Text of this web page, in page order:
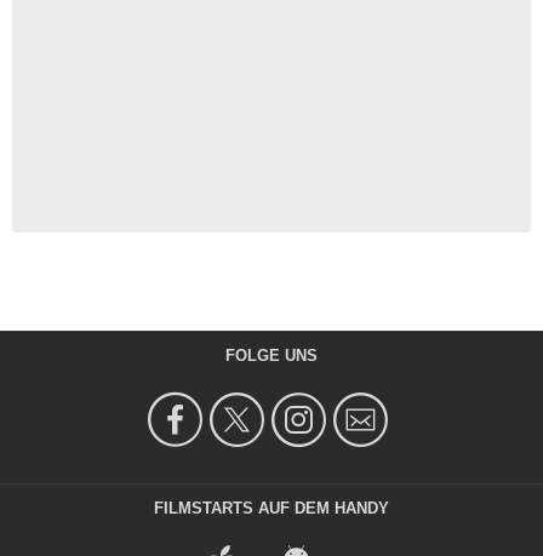
FOLGE UNS
FILMSTARTS AUF DEM HANDY